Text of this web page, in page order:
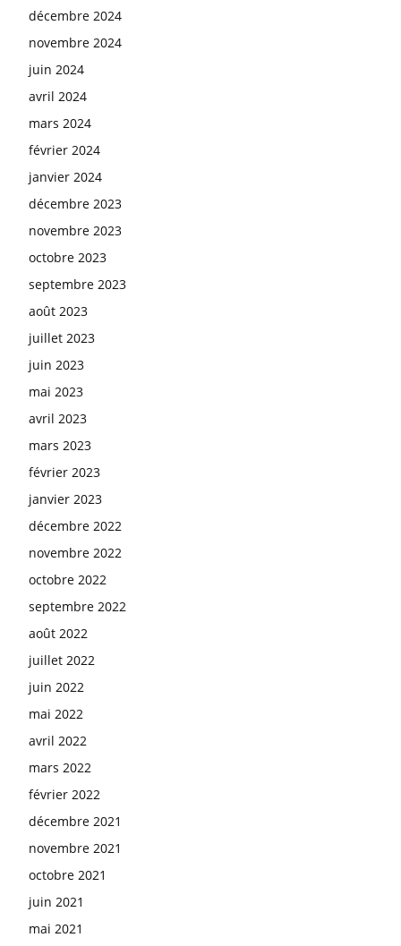
décembre 2024
novembre 2024
juin 2024
avril 2024
mars 2024
février 2024
janvier 2024
décembre 2023
novembre 2023
octobre 2023
septembre 2023
août 2023
juillet 2023
juin 2023
mai 2023
avril 2023
mars 2023
février 2023
janvier 2023
décembre 2022
novembre 2022
octobre 2022
septembre 2022
août 2022
juillet 2022
juin 2022
mai 2022
avril 2022
mars 2022
février 2022
décembre 2021
novembre 2021
octobre 2021
juin 2021
mai 2021